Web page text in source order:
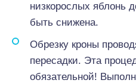
низкорослых яблонь
быть снижена.
Обрезку кроны
пересадки. Эта
обязательной!